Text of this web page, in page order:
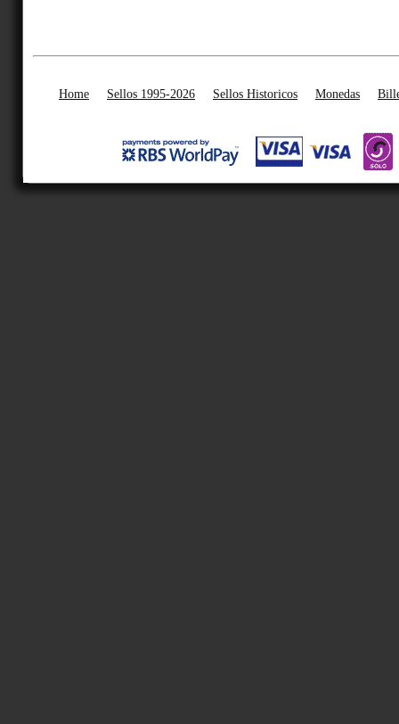
Home Sellos 1995-2026 Sellos Historicos Monedas